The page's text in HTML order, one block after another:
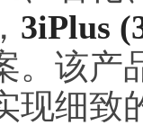
3iPlus
。该产
现细致